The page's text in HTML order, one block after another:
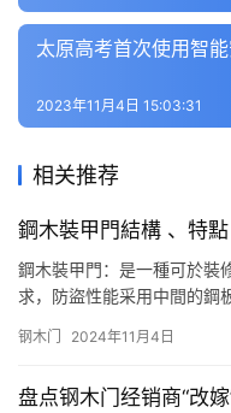
太原高考首次使用智
2023年11月4日 15:03:31
相关推荐
鋼木裝甲門結構 、特
鋼木裝甲門：是一種可於裝
求，防盜性能采用中間的鋼
制門那樣冰冷的不協調。因
門框一般為鋼套上裝飾面，
钢木门 2024年11月4日
盘点钢木门经销商“改